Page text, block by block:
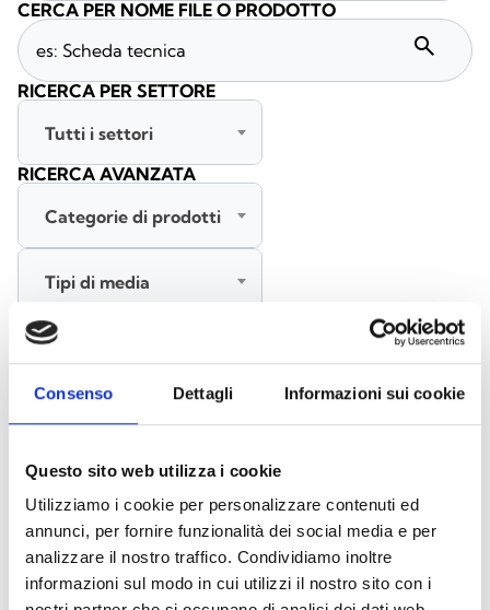
Consenso Dettagli Informazioni sui cookie
Questo sito web utilizza i cookie
Utilizziamo i cookie per personalizzare contenuti ed
annunci, per fornire funzionalità dei social media e per
analizzare il nostro traffico. Condividiamo inoltre
informazioni sul modo in cui utilizzi il nostro sito con i
Documenti
Seleziona tutti
Accedi, prima di scaricare i contenuti con icona
lock
CERCA PER NOME FILE O PRODOTTO
search
RICERCA PER SETTORE
Tutti i settori
RICERCA AVANZATA
Categorie di prodotti
Tipi di media
Tutte le lingue
CERCA